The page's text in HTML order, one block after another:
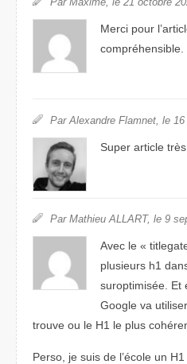
Merci pour
compréhensible.
Par Alexandre Flamnet, le
Super article
Par Mathieu ALLART, le 9
Avec le «
plusieurs h1
suroptimisée. Et
Google va
trouve ou le H1 le plus
Perso, je suis de l’école un H1